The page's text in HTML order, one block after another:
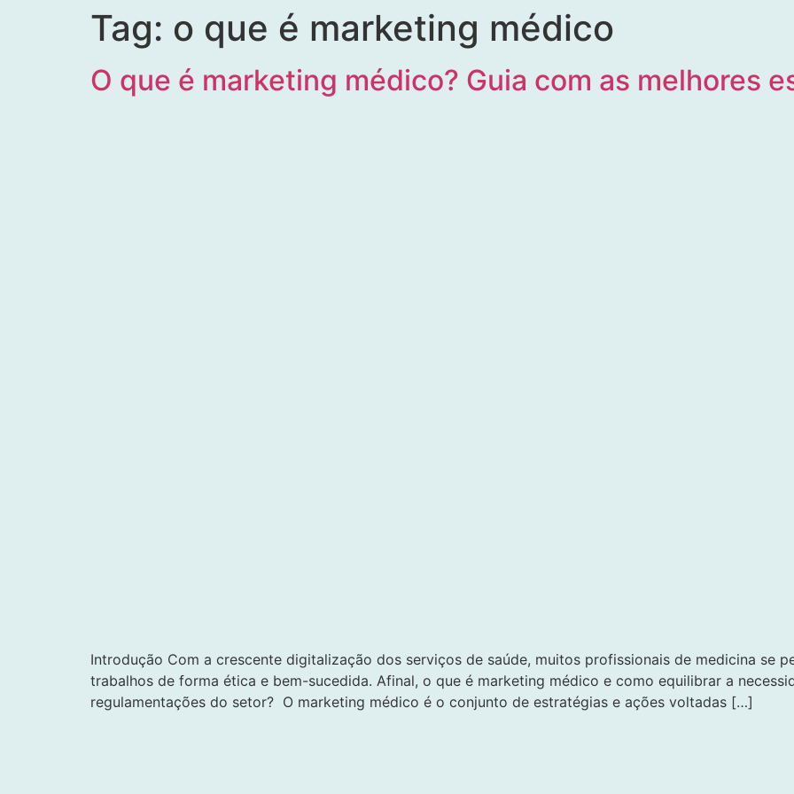
Tag: o que é marketing médico
O que é marketing médico? Guia com as melhores
Introdução Com a crescente digitalização dos serviços de saúde, muitos profissionais de medicina se
trabalhos de forma ética e bem-sucedida. Afinal, o que é marketing médico e como equilibrar a
regulamentações do setor? O marketing médico é o conjunto de estratégias e ações voltadas […]